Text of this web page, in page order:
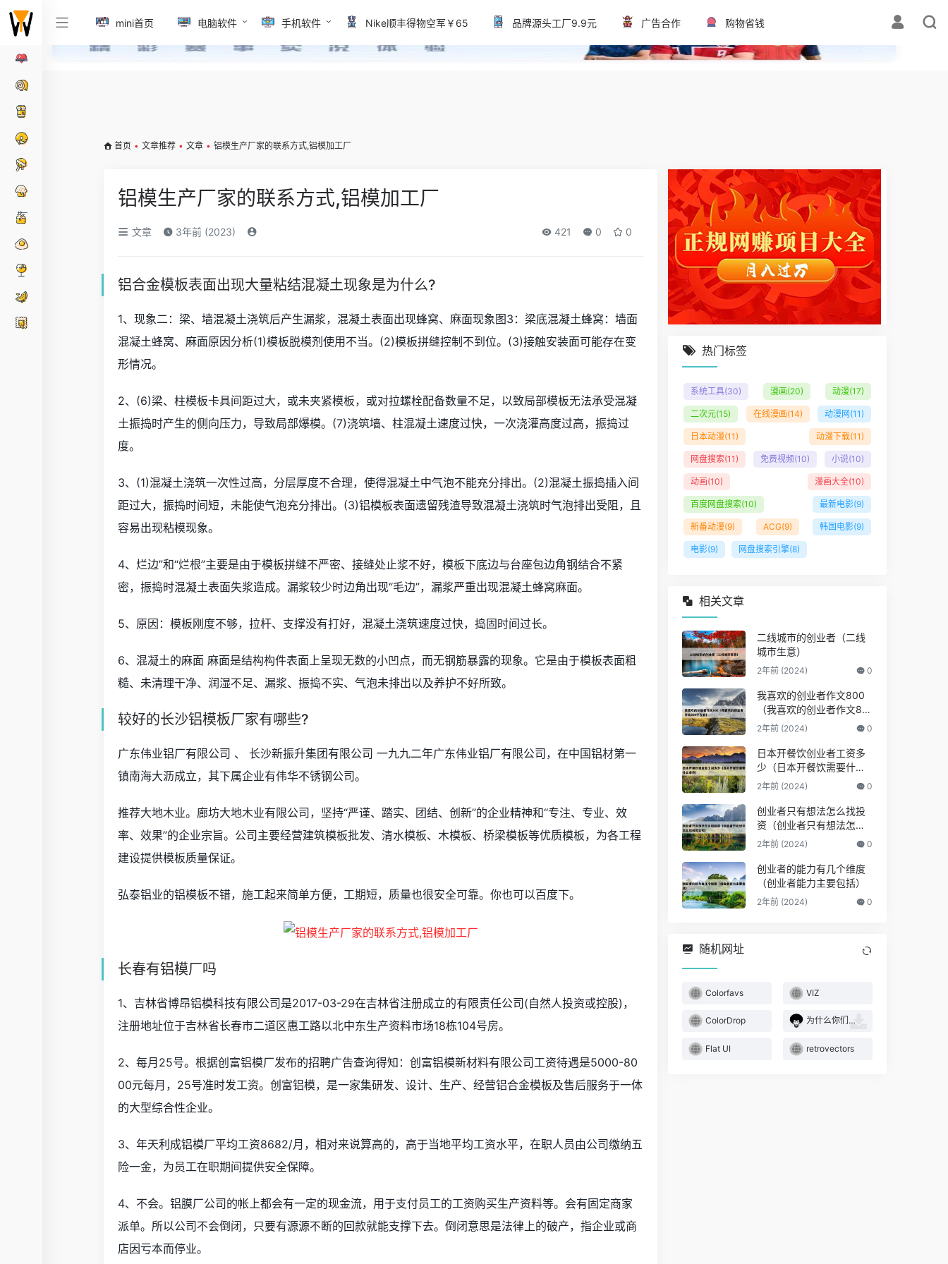
✕
mini首页 电脑软件 手机软件 Nike顺丰得物空军￥65 品牌源头工厂9.9元 广告合作 购物省钱
首页 • 文章推荐 • 文章 • 铝模生产厂家的联系方式,铝模加工厂
铝模生产厂家的联系方式,铝模加工厂
文章 3年前 (2023) 421 0 0
铝合金模板表面出现大量粘结混凝土现象是为什么?
1、现象二：梁、墙混凝土浇筑后产生漏浆，混凝土表面出现蜂窝、麻面现象图3：梁底混凝土蜂窝：墙面
混凝土蜂窝、麻面原因分析(1)模板脱模剂使用不当。(2)模板拼缝控制不到位。(3)接触安装面可能存在变
形情况。
2、(6)梁、柱模板卡具间距过大，或未夹紧模板，或对拉螺栓配备数量不足，以致局部模板无法承受混凝
土振捣时产生的侧向压力，导致局部爆模。(7)浇筑墙、柱混凝土速度过快，一次浇灌高度过高，振捣过
度。
3、(1)混凝土浇筑一次性过高，分层厚度不合理，使得混凝土中气泡不能充分排出。(2)混凝土振捣插入间
距过大，振捣时间短，未能使气泡充分排出。(3)铝模板表面遗留残渣导致混凝土浇筑时气泡排出受阻，且
容易出现粘模现象。
4、烂边”和“烂根”主要是由于模板拼缝不严密、接缝处止浆不好，模板下底边与台座包边角钢结合不紧
密，振捣时混凝土表面失浆造成。漏浆较少时边角出现“毛边”，漏浆严重出现混凝土蜂窝麻面。
5、原因：模板刚度不够，拉杆、支撑没有打好，混凝土浇筑速度过快，捣固时间过长。
6、混凝土的麻面 麻面是结构构件表面上呈现无数的小凹点，而无钢筋暴露的现象。它是由于模板表面粗
糙、未清理干净、润湿不足、漏浆、振捣不实、气泡未排出以及养护不好所致。
较好的长沙铝模板厂家有哪些?
广东伟业铝厂有限公司 、 长沙新振升集团有限公司 一九九二年广东伟业铝厂有限公司，在中国铝材第一
镇南海大沥成立，其下属企业有伟华不锈钢公司。
推荐大地木业。廊坊大地木业有限公司，坚持“严谨、踏实、团结、创新”的企业精神和“专注、专业、效
率、效果”的企业宗旨。公司主要经营建筑模板批发、清水模板、木模板、桥梁模板等优质模板，为各工程
建设提供模板质量保证。
弘泰铝业的铝模板不错，施工起来简单方便，工期短，质量也很安全可靠。你也可以百度下。
长春有铝模厂吗
1、吉林省博昂铝模科技有限公司是2017-03-29在吉林省注册成立的有限责任公司(自然人投资或控股)，
注册地址位于吉林省长春市二道区惠工路以北中东生产资料市场18栋104号房。
2、每月25号。根据创富铝模厂发布的招聘广告查询得知：创富铝模新材料有限公司工资待遇是5000-80
00元每月，25号准时发工资。创富铝模，是一家集研发、设计、生产、经营铝合金模板及售后服务于一体
的大型综合性企业。
3、年天利成铝模厂平均工资8682/月，相对来说算高的，高于当地平均工资水平，在职人员由公司缴纳五
险一金，为员工在职期间提供安全保障。
4、不会。铝膜厂公司的帐上都会有一定的现金流，用于支付员工的工资购买生产资料等。会有固定商家
派单。所以公司不会倒闭，只要有源源不断的回款就能支撑下去。倒闭意思是法律上的破产，指企业或商
店因亏本而停业。
热门标签
系统工具(30) 漫画(20) 动漫(17)
二次元(15) 在线漫画(14) 动漫网 (11)
日本动漫(11) 动漫下载(11)
网盘搜索(11) 免费视频(10) 小说(10)
动画(10) 漫画大全(10)
百度网盘搜索(10) 最新电影(9)
新番动漫(9) ACG(9) 韩国电影(9)
电影(9) 网盘搜索引擎(8)
相关文章
二线城市的创业者（二线
城市生意）
2年前 (2024) 0
我喜欢的创业者作文800
（我喜欢的创业者作文80
0字左右）
2年前 (2024) 0
日本开餐饮创业者工资多
少（日本开餐饮需要什么
条件）
2年前 (2024) 0
创业者只有想法怎么找投
资（创业者只有想法怎么
找投资公司）
2年前 (2024) 0
创业者的能力有几个维度
（创业者能力主要包括）
2年前 (2024) 0
随机网址
Colorfavs VIZ
ColorDrop 为什么你们就是不能加个空格呢
Flat UI retrovectors